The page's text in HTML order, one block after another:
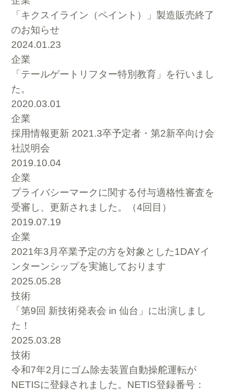
「キクスイライン（ペイント）」製造販売終了
のお知らせ
2024.01.23
企業
「テールゲートリフター特別教育」を行いまし
た。
2020.03.01
企業
採用情報更新 2021.3卒予定者・第2新卒向け会
社説明会
2019.10.04
企業
プライバシーマークに関する付与適格性審査を
受審し、更新されました。（4回目）
2019.07.19
企業
2021年3月卒業予定の方を対象とした1DAYイ
ンターンシップを実施しております
2025.05.28
技術
「第9回 新技術発表会 in 仙台」に出演しまし
た！
2025.03.28
技術
令和7年2月にゴム除去装置自動操舵運転が
NETISに登録されました。NETIS登録番号：